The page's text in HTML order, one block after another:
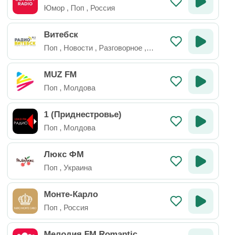
Юмор , Поп , Россия
Витебск
Поп , Новости , Разговорное ,
Беларусь
MUZ FM
Поп , Молдова
1 (Приднестровье)
Поп , Молдова
Люкс ФМ
Поп , Украина
Монте-Карло
Поп , Россия